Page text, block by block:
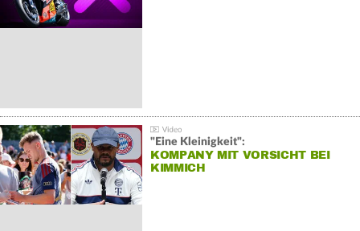
"Eine Kleinigkeit":
KOMPANY MIT VORSICHT BEI
KIMMICH